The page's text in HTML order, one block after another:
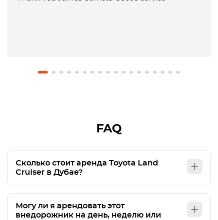
FAQ
Сколько стоит аренда Toyota Land
Cruiser в Дубае?
Могу ли я арендовать этот
внедорожник на день, неделю или